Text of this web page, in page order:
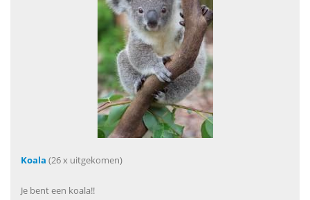
Koala (26 x uitgekomen)
Je bent een koala!!